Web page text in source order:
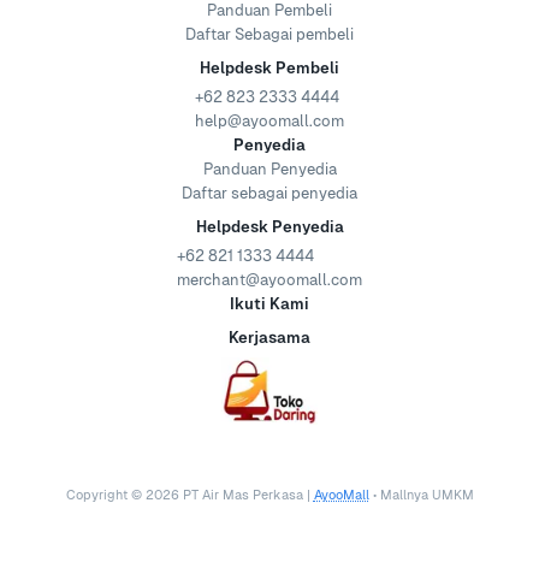
Panduan Pembeli
Daftar Sebagai pembeli
Helpdesk Pembeli
+62 823 2333 4444
help@ayoomall.com
Penyedia
Panduan Penyedia
Daftar sebagai penyedia
Helpdesk Penyedia
+62 821 1333 4444
merchant@ayoomall.com
Ikuti Kami
Kerjasama
Copyright © 2026 PT Air Mas Perkasa | AyooMall • Mallnya UMKM